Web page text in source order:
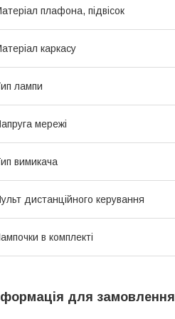
плафона, підвісок
каркасу
лампи
мережі
вимикача
дистанційного керування
в комплекті
для замовлення